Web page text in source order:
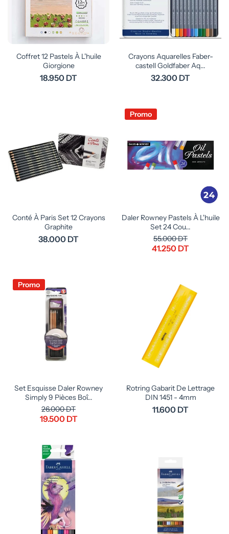
Coffret 12 Pastels À L'huile
Giorgione
18.950 DT
Crayons Aquarelles Faber-
castell Goldfaber Aq...
32.300 DT
Conté À Paris Set 12 Crayons
Graphite
38.000 DT
Promo
Daler Rowney Pastels À L'huile
Set 24 Cou...
55.000 DT
41.250 DT
Promo
Set Esquisse Daler Rowney
Simply 9 Pièces Boî...
26.000 DT
19.500 DT
Rotring Gabarit De Lettrage
DIN 1451 - 4mm
11.600 DT